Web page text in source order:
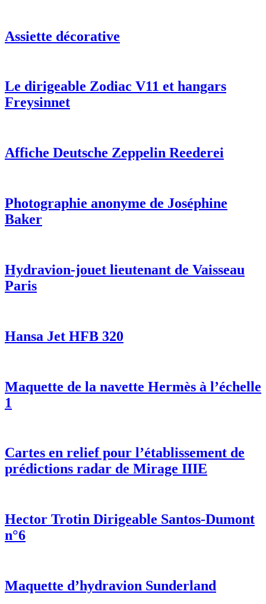
Assiette décorative
Le dirigeable Zodiac V11 et hangars
Freysinnet
Affiche Deutsche Zeppelin Reederei
Photographie anonyme de Joséphine
Baker
Hydravion-jouet lieutenant de Vaisseau
Paris
Hansa Jet HFB 320
Maquette de la navette Hermès à l’échelle
1
Cartes en relief pour l’établissement de
prédictions radar de Mirage IIIE
Hector Trotin Dirigeable Santos-Dumont
n°6
Maquette d’hydravion Sunderland